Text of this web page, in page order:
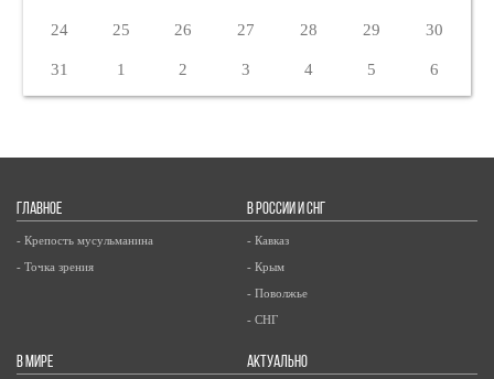
24 25 26 27 28 29 30
31 1 2 3 4 5 6
ГЛАВНОЕ
- Крепость мусульманина
- Точка зрения
В РОССИИ И СНГ
- Кавказ
- Крым
- Поволжье
- СНГ
В МИРЕ АКТУАЛЬНО